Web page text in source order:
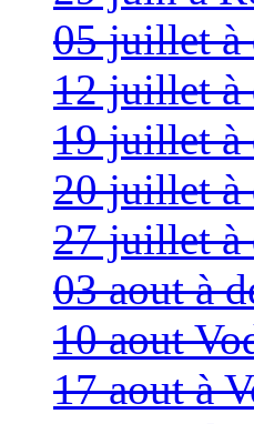
05 juillet à
12 juillet à
19 juillet à
20 juillet à
27 juillet à
03 aout à
10 aout
17 aout à